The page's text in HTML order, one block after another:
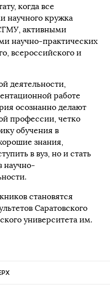
когда все
научного кружка
активными
научно-практических
всероссийского и
деятельности,
работе
осознанно делают
профессии, четко
обучения в
знания,
в вуз, но и стать
научно-
становятся
Саратовского
университета им.